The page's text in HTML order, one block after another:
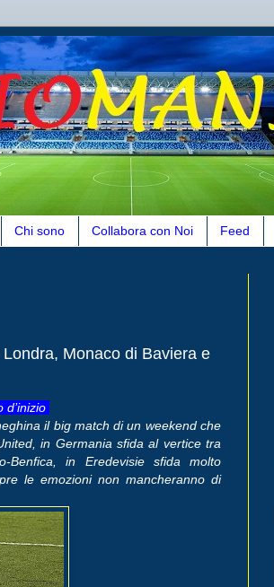
Chi sono Collabora con Noi Feed
Monaco di Baviera e
d’inizio
il big match di un weekend che
in Germania sfida al vertice tra
Benfica, in Eredevisie sfida molto
le emozioni non mancheranno di